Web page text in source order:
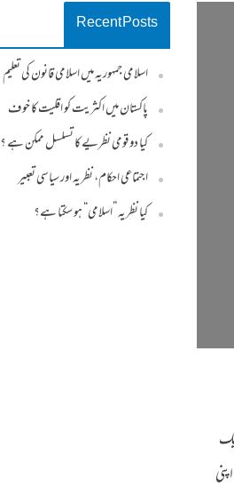
Recent Posts
اسلامی جمہوریہ میں اسلامی قانون کی تعلیم
پاکستان میں اکثریت کو اقلیت کا خوف
کیا دو قومی نظریے کا تسلسل ممکن ہے ؟
اجتماعی احکام، نظریہ اور سیاسی تعبیر
کیا نظریہ ”اسلامی“ ہو سکتا ہے؟